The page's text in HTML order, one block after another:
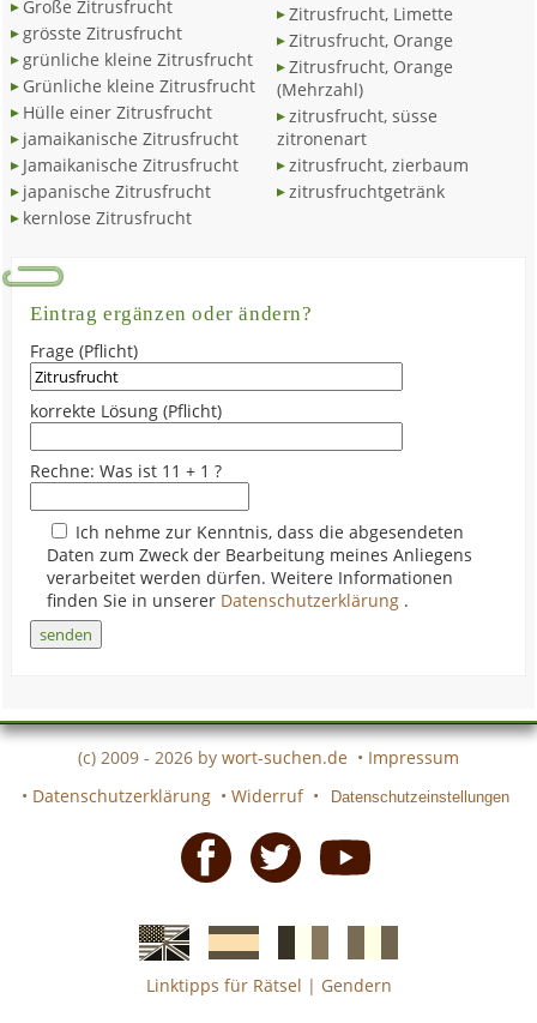
Große Zitrusfrucht
grösste Zitrusfrucht
grünliche kleine Zitrusfrucht
Grünliche kleine Zitrusfrucht
Hülle einer Zitrusfrucht
jamaikanische Zitrusfrucht
Jamaikanische Zitrusfrucht
japanische Zitrusfrucht
kernlose Zitrusfrucht
Zitrusfrucht, Limette
Zitrusfrucht, Orange
Zitrusfrucht, Orange
(Mehrzahl)
zitrusfrucht, süsse
zitronenart
zitrusfrucht, zierbaum
zitrusfruchtgetränk
Eintrag ergänzen oder ändern?
Frage (Pflicht)
korrekte Lösung (Pflicht)
Rechne: Was ist 11 + 1 ?
Ich nehme zur Kenntnis, dass die abgesendeten
Daten zum Zweck der Bearbeitung meines Anliegens
verarbeitet werden dürfen. Weitere Informationen
finden Sie in unserer Datenschutzerklärung .
(c) 2009 - 2026 by wort-suchen.de • Impressum
• Datenschutzerklärung • Widerruf • Datenschutzeinstellungen
EnglischeSpanischefranzösicheitalienische
Linktipps für Rätsel | Gendern